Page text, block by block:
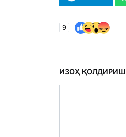
9
ИЗОҲ ҚОЛДИРИШ